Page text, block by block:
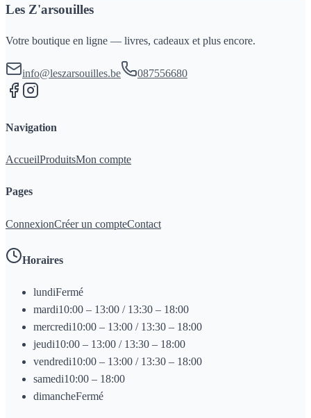
Les Z'arsouilles
Votre boutique en ligne — livres, cadeaux et plus encore.
info@leszarsouilles.be 087556680
Navigation
AccueilProduitsMon compte
Pages
ConnexionCréer un compteContact
Horaires
lundiFermé
mardi10:00 – 13:00 / 13:30 – 18:00
mercredi10:00 – 13:00 / 13:30 – 18:00
jeudi10:00 – 13:00 / 13:30 – 18:00
vendredi10:00 – 13:00 / 13:30 – 18:00
samedi10:00 – 18:00
dimancheFermé